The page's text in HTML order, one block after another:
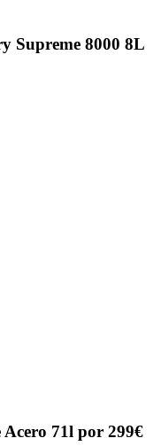
Supreme 8000 8L
71l por 299€